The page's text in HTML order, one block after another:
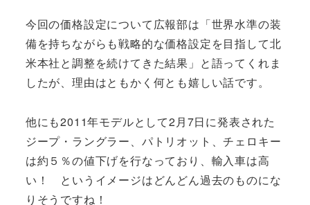
今回の価格設定について広報部は「世界水準の装
備を持ちながらも戦略的な価格設定を目指して北
米本社と調整を続けてきた結果」と語ってくれま
したが、理由はともかく何とも嬉しい話です。
他にも2011年モデルとして2月7日に発表された
ジープ・ラングラー、パトリオット、チェロキー
は約５％の値下げを行なっており、輸入車は高
い！ というイメージはどんどん過去のものにな
りそうですね！